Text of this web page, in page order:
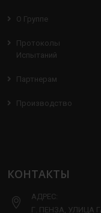
О Группе
Протоколы
Испытаний
Партнерам
Производство
КОНТАКТЫ
АДРЕС:
Г. ПЕНЗА, УЛИЦА